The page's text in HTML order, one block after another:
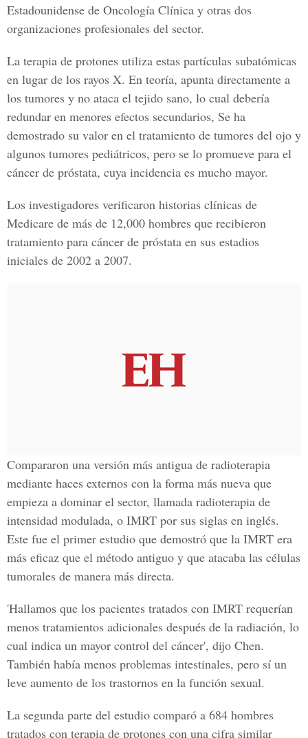
Estadounidense de Oncología Clínica y otras dos
organizaciones profesionales del sector.
La terapia de protones utiliza estas partículas subatómicas
en lugar de los rayos X. En teoría, apunta directamente a
los tumores y no ataca el tejido sano, lo cual debería
redundar en menores efectos secundarios, Se ha
demostrado su valor en el tratamiento de tumores del ojo y
algunos tumores pediátricos, pero se lo promueve para el
cáncer de próstata, cuya incidencia es mucho mayor.
Los investigadores verificaron historias clínicas de
Medicare de más de 12,000 hombres que recibieron
tratamiento para cáncer de próstata en sus estadios
iniciales de 2002 a 2007.
Compararon una versión más antigua de radioterapia
mediante haces externos con la forma más nueva que
empieza a dominar el sector, llamada radioterapia de
intensidad modulada, o IMRT por sus siglas en inglés.
Este fue el primer estudio que demostró que la IMRT era
más eficaz que el método antiguo y que atacaba las células
tumorales de manera más directa.
'Hallamos que los pacientes tratados con IMRT requerían
menos tratamientos adicionales después de la radiación, lo
cual indica un mayor control del cáncer', dijo Chen.
También había menos problemas intestinales, pero sí un
leve aumento de los trastornos en la función sexual.
La segunda parte del estudio comparó a 684 hombres
tratados con terapia de protones con una cifra similar